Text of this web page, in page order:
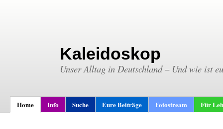
Kaleidoskop
Unser Alltag in Deutschland – Und wie ist
Home Info Suche Eure Beiträge Fotostream Für